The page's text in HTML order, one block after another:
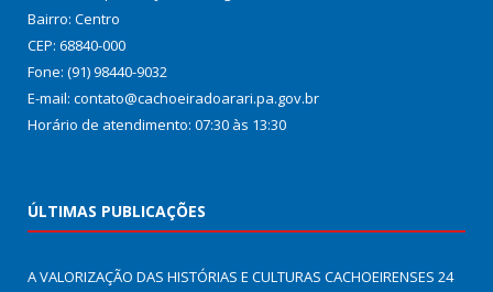
Bairro: Centro
CEP: 68840-000
Fone: (91) 98440-9032
E-mail: contato@cachoeiradoarari.pa.gov.br
Horário de atendimento: 07:30 às 13:30
ÚLTIMAS PUBLICAÇÕES
A VALORIZAÇÃO DAS HISTÓRIAS E CULTURAS CACHOEIRENSES 24